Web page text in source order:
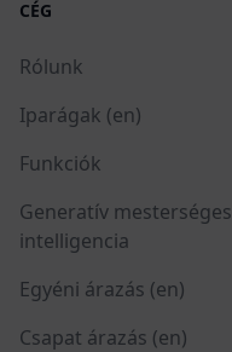
CÉG
Rólunk
Iparágak (en)
Funkciók
Generatív mesterséges
intelligencia
Egyéni árazás (en)
Csapat árazás (en)